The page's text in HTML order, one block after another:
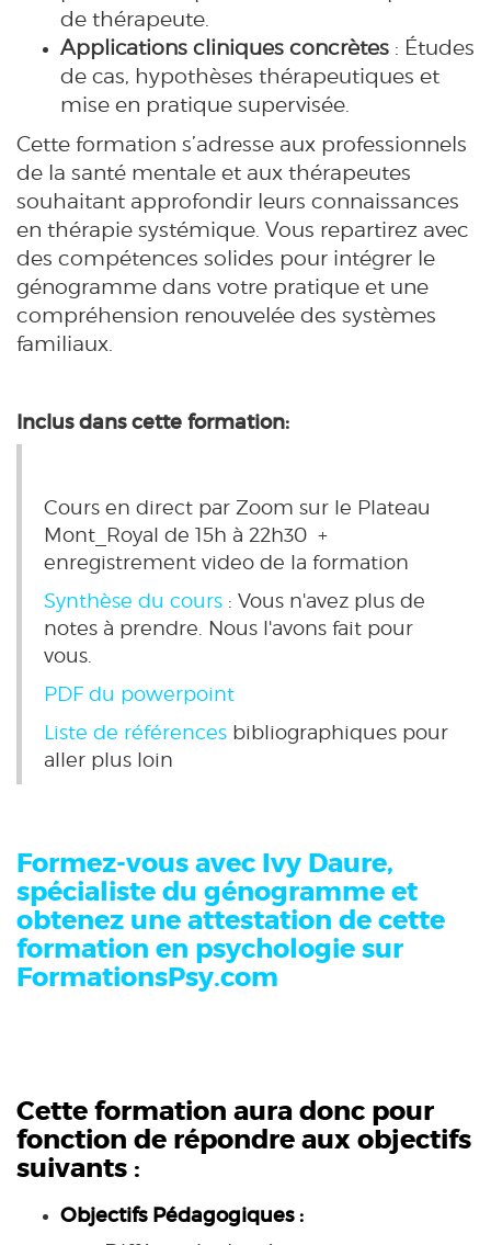
de thérapeute.
Applications cliniques concrètes : Études
de cas, hypothèses thérapeutiques et
mise en pratique supervisée.
Cette formation s’adresse aux professionnels
de la santé mentale et aux thérapeutes
souhaitant approfondir leurs connaissances
en thérapie systémique. Vous repartirez avec
des compétences solides pour intégrer le
génogramme dans votre pratique et une
compréhension renouvelée des systèmes
familiaux.
Inclus dans cette formation:
Cours en direct par Zoom sur le Plateau
Mont_Royal de 15h à 22h30 +
enregistrement video de la formation
Synthèse du cours : Vous n'avez plus de
notes à prendre. Nous l'avons fait pour
vous.
PDF du powerpoint
Liste de références bibliographiques pour
aller plus loin
Formez-vous avec Ivy Daure,
spécialiste du génogramme et
obtenez une attestation de cette
formation en psychologie sur
FormationsPsy.com
Cette formation aura donc pour
fonction de répondre aux objectifs
suivants :
Objectifs Pédagogiques :